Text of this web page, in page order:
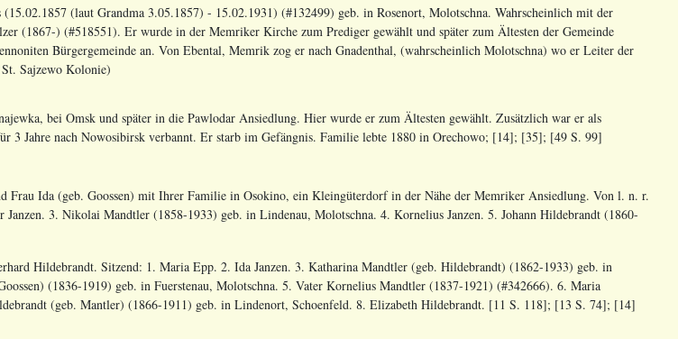
(15.02.1857 (laut Grandma 3.05.1857) - 15.02.1931) (#132499) geb. in Rosenort, Molotschna. Wahrscheinlich mit der
(1867-) (#518551). Er wurde in der Memriker Kirche zum Prediger gewählt und später zum Ältesten der Gemeinde
Bürgergemeinde an. Von Ebental, Memrik zog er nach Gnadenthal, (wahrscheinlich Molotschna) wo er Leiter der
Sajzewo Kolonie)
bei Omsk und später in die Pawlodar Ansiedlung. Hier wurde er zum Ältesten gewählt. Zusätzlich war er als
3 Jahre nach Nowosibirsk verbannt. Er starb im Gefängnis. Familie lebte 1880 in Orechowo; [14]; [35]; [49 S. 99]
Frau Ida (geb. Goossen) mit Ihrer Familie in Osokino, ein Kleingüterdorf in der Nähe der Memriker Ansiedlung. Von l. n. r.
Janzen. 3. Nikolai Mandtler (1858-1933) geb. in Lindenau, Molotschna. 4. Kornelius Janzen. 5. Johann Hildebrandt (1860-
Hildebrandt. Sitzend: 1. Maria Epp. 2. Ida Janzen. 3. Katharina Mandtler (geb. Hildebrandt) (1862-1933) geb. in
(1836-1919) geb. in Fuerstenau, Molotschna. 5. Vater Kornelius Mandtler (1837-1921) (#342666). 6. Maria
(geb. Mantler) (1866-1911) geb. in Lindenort, Schoenfeld. 8. Elizabeth Hildebrandt. [11 S. 118]; [13 S. 74]; [14]